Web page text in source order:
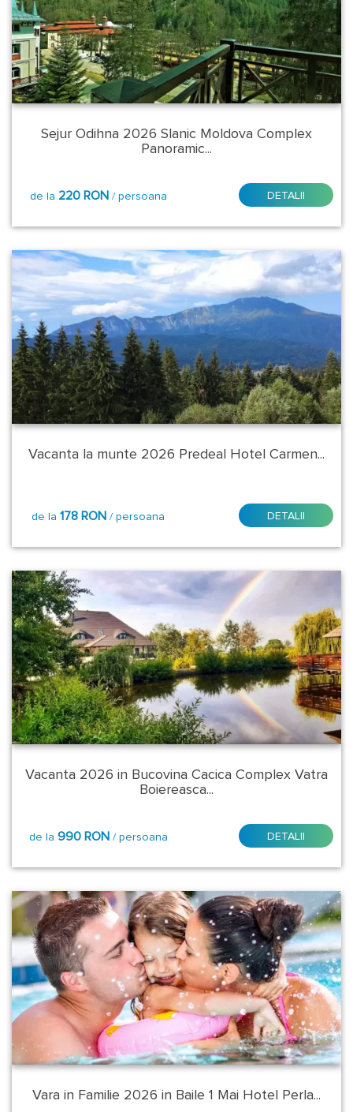
Bistrita
Nasaud
Braila
Caras
Cluj
Covasna
Harghita
Hunedoara
Ialomita
Maramures
Pamporovo
Prahova
Sandanski
Sibiu
Suceava
Valcea
Statiune:
Amara
Transfagarasan
Arieseni
Sejur Odihna 2026 Slanic Moldova Complex
Panoramic...
de la 220 RON / persoana DETALII
Vacanta la munte 2026 Predeal Hotel Carmen...
de la 178 RON / persoana DETALII
Vacanta 2026 in Bucovina Cacica Complex Vatra
Boiereasca...
de la 990 RON / persoana DETALII
Vara in Familie 2026 in Baile 1 Mai Hotel Perla...